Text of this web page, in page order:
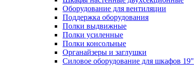
Оборудование для вентиляции
Поддержка оборудования
Полки выдвижные
Полки усиленные
Полки консольные
Органайзеры и заглушки
Силовое оборудование для шкафов 19"